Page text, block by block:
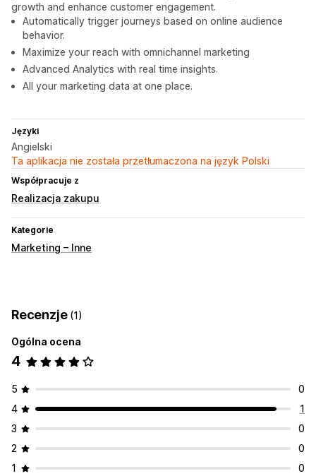
growth and enhance customer engagement.
Automatically trigger journeys based on online audience
behavior.
Maximize your reach with omnichannel marketing
Advanced Analytics with real time insights.
All your marketing data at one place.
Języki
Angielski
Ta aplikacja nie została przetłumaczona na język Polski
Współpracuje z
Realizacja zakupu
Kategorie
Marketing – Inne
Recenzje (1)
Ogólna ocena
4
5
0
4
1
3
0
2
0
1
0